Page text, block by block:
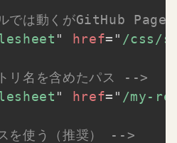
は動くがGitHub
" href= " /css/
名を含めたパス -->
" href= " /my-
使う（推奨） -->
Copy